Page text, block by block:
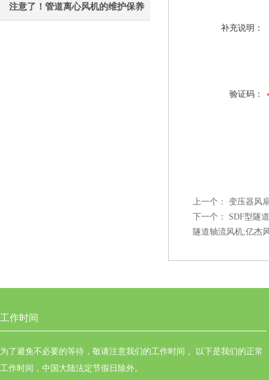
有必要
注意了！管道离心风机的维护保养
补充说明：
验证码：
上一个：
变压器风
下一个：
SDF型隧
隧道轴流风机;亿杰
工作时间
为了避免不必要的等待，敬请注意我们的工作时间 。以下是我们的正常
工作时间，中国大陆法定节假日除外。